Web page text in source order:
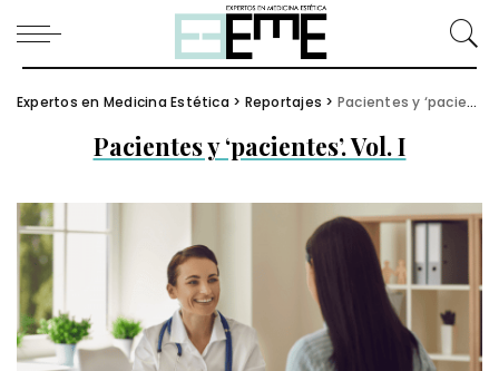
Expertos en Medicina Estética > Reportajes > Pacientes y ‘pacientes’. Vol. I
Pacientes y ‘pacientes’. Vol. I